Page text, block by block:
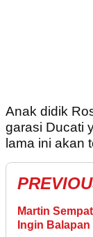
Anak didik
garasi Ducati
lama ini akan
Martin
Ingin